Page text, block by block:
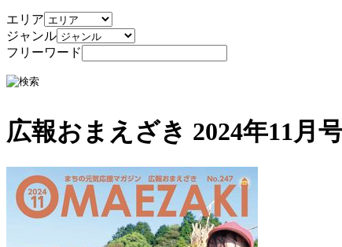
エリア
ジャンル
フリーワード
広報おまえざき 2024年11月